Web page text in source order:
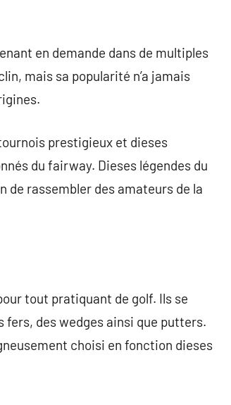
en demande dans de multiples
mais sa popularité n’a jamais
prestigieux et dieses
du fairway. Dieses légendes du
de rassembler des amateurs de la
tout pratiquant de golf. Ils se
des wedges ainsi que putters.
choisi en fonction dieses